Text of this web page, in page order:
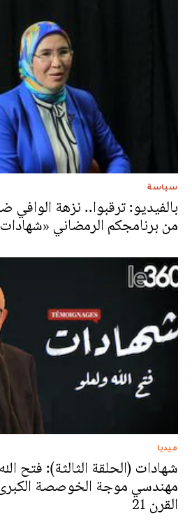
سياسة
بالفيديو: ترقبوا.. نزهة الوافي
من برنامجكم الرمضاني
ميديا
شهادات (الحلقة الثالثة): فتح
مهندسي موجة الخوصصة الكبرى
القرن 21